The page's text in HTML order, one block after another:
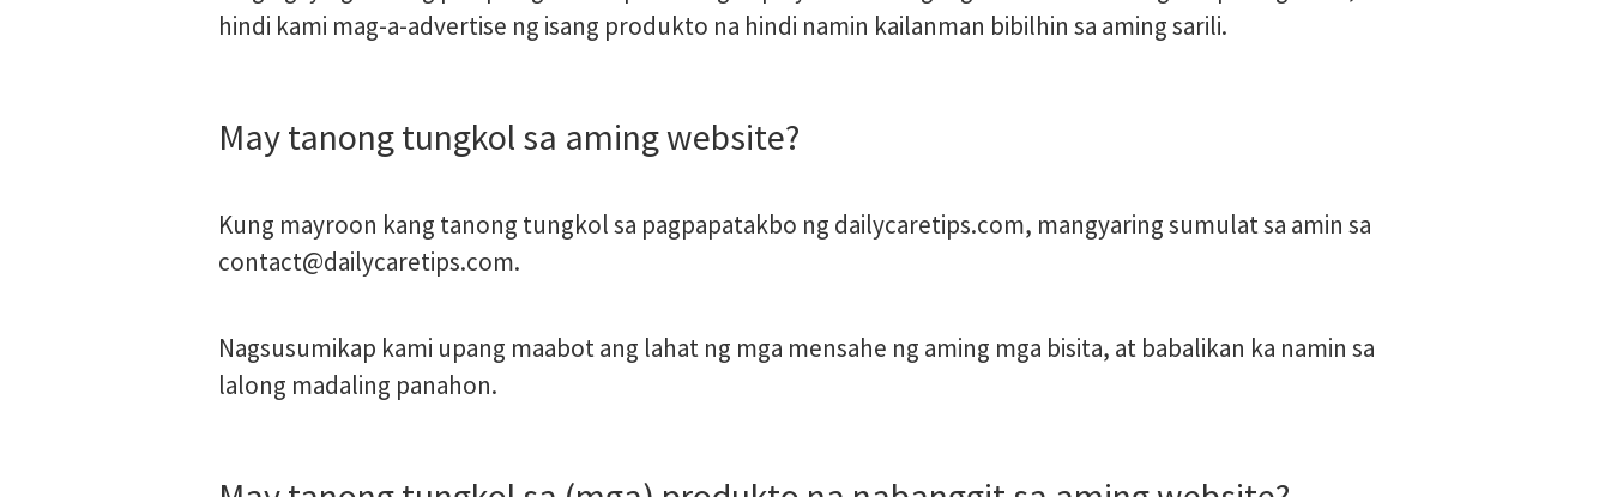
hindi kami mag-a-advertise ng isang produkto na hindi namin kailanman bibilhin sa aming sarili.
May tanong tungkol sa aming website?
Kung mayroon kang tanong tungkol sa pagpapatakbo ng dailycaretips.com, mangyaring sumulat sa amin sa
contact@dailycaretips.com.
Nagsusumikap kami upang maabot ang lahat ng mga mensahe ng aming mga bisita, at babalikan ka namin sa
lalong madaling panahon.